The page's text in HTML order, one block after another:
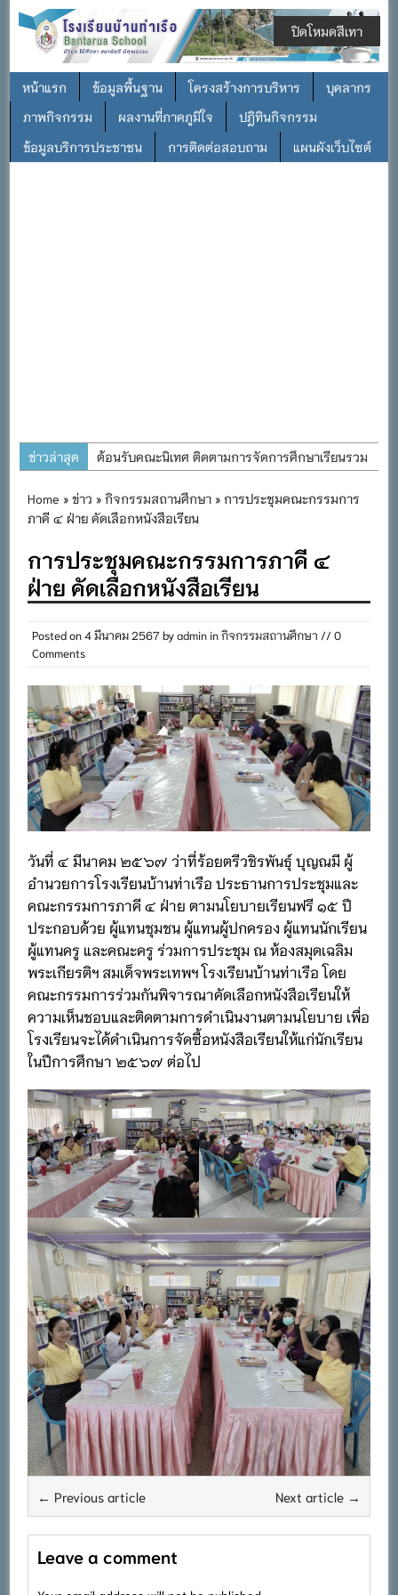
หน้าแรก ข้อมูลพื้นฐาน โครงสร้างการบริหาร
บุคลากร
ภาพกิจกรรม
ผลงานที่ภาคภูมิใจ
ปฎิทินกิจกรรม
ข้อมูลบริการประชาชน
การติดต่อสอบถาม แผนผังเว็บไซต์
ข่าวล่าสุด
ต้อนรับคณะนิเทศ ติดตามการจัดการศึกษาเรียนรวม
การอบรมการจัดทำแผนพัฒนาการจัดการศึกษาและ
สำนักงานเขตพื้นที่การศึกษาประถมศึกษาภูเก็ต
พิธีถวายเครื่องราชสักการะ วางพานพุ่ม และจุด
พระชนมพรรษา พระบาทสมเด็จพระเจ้าอยู่หัว ๒๘
กิจกรรมถวายเทียนพรรษา สืบสานพระพุทธศาสนา
เนื่องในวันอาสาฬหบูชาและวันเข้าพรรษา
กิจกรรม SAFETY FOR KIDS เสริมสร้างวินัยและ
ความปลอดภัยในการใช้รถใช้ถนน
Home »ข่าว »กิจกรรมสถานศึกษา » การประชุมคณะกรรมการ
ภาคี ๔ ฝ่าย คัดเลือกหนังสือเรียน
การประชุมคณะกรรมการภาคี ๔
ฝ่าย คัดเลือกหนังสือเรียน
Posted on4 มีนาคม 2567byadmininกิจกรรมสถานศึกษา // 0
Comments
วันที่ ๔ มีนาคม ๒๕๖๗ ว่าที่ร้อยตรีวชิรพันธุ์ บุญณมี ผู้
อำนวยการโรงเรียนบ้านท่าเรือ ประธานการประชุมและ
คณะกรรมการภาคี ๔ ฝ่าย ตามนโยบายเรียนฟรี ๑๕ ปี
ประกอบด้วย ผู้แทนชุมชน ผู้แทนผู้ปกครอง ผู้แทนนักเรียน
ผู้แทนครู และคณะครู ร่วมการประชุม ณ ห้องสมุดเฉลิม
พระเกียรติฯ สมเด็จพระเทพฯ โรงเรียนบ้านท่าเรือ โดย
คณะกรรมการร่วมกันพิจารณาคัดเลือกหนังสือเรียนให้
ความเห็นชอบและติดตามการดำเนินงานตามนโยบาย เพื่อ
โรงเรียนจะได้ดำเนินการจัดซื้อหนังสือเรียนให้แก่นักเรียน
ในปีการศึกษา ๒๕๖๗ ต่อไป
← Previous article Next article →
Leave a comment
ปิดโหมดสีเทา